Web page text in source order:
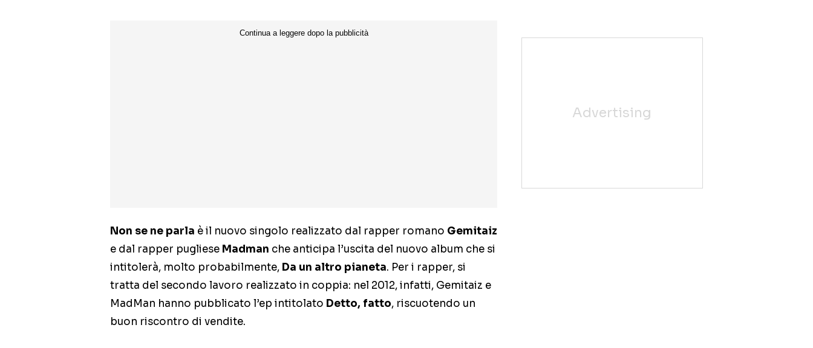
Non se ne parla è il nuovo singolo realizzato dal rapper romano Gemitaiz
e dal rapper pugliese Madman che anticipa l’uscita del nuovo album che si
intitolerà, molto probabilmente, Da un altro pianeta. Per i rapper, si
tratta del secondo lavoro realizzato in coppia: nel 2012, infatti, Gemitaiz e
MadMan hanno pubblicato l’ep intitolato Detto, fatto, riscuotendo un
buon riscontro di vendite.